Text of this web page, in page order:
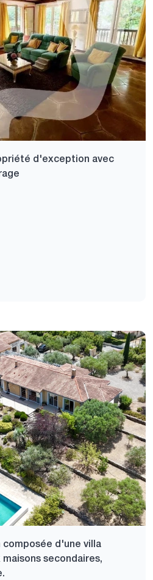
d'exception avec
d'une villa
secondaires,